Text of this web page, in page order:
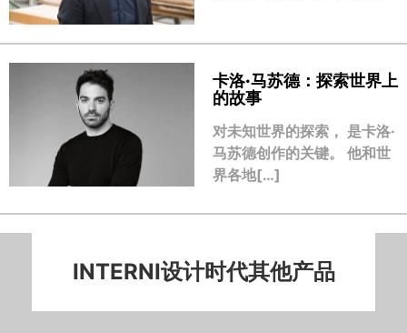
卡洛·马苏德：探索世界上
的故事
对未知世界的探索， 是卡洛·
马苏德创作的关键。 他和世
界各地[…]
INTERNI设计时代其他产品